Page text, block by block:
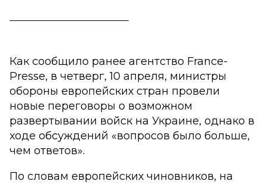
Как сообщило ранее агентство France-
Presse, в четверг, 10 апреля, министры
обороны европейских стран провели
новые переговоры о возможном
развертывании войск на Украине, однако в
ходе обсуждений «вопросов было больше,
чем ответов».
По словам европейских чиновников, на